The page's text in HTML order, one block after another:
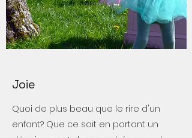
Joie
Quoi de plus beau que le rire d'un
enfant? Que ce soit en portant un